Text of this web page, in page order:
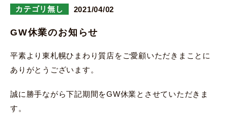
お問い合わせ
営業時間／平日・日曜日 10：00～20：00
土曜日 10：00～13：00
定休日／
火曜日・祝日
カテゴリ無し 2021/04/02
GW休業のお知らせ
平素より東札幌ひまわり質店をご愛顧いただきまことに
ありがとうございます。
誠に勝手ながら下記期間をGW休業とさせていただきま
す。